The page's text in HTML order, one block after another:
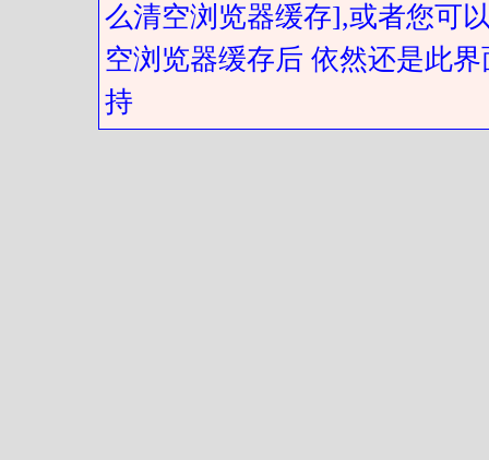
么清空浏览器缓存],或者您可
空浏览器缓存后 依然还是此
持